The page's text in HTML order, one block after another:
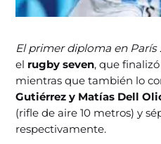
El primer diploma en París
el rugby seven, que
mientras que también lo
Gutiérrez y Matías Dell
(rifle de aire 10 metros) y
respectivamente.